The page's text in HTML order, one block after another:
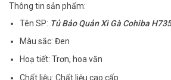
Thông tin sản phẩm:
Tên SP: Tủ Bảo Quản Xì Gà Cohiba
Màu sắc: Đen
Hoạ tiết: Trơn, hoa văn
Chất liệu: Chất liệu cao cấp